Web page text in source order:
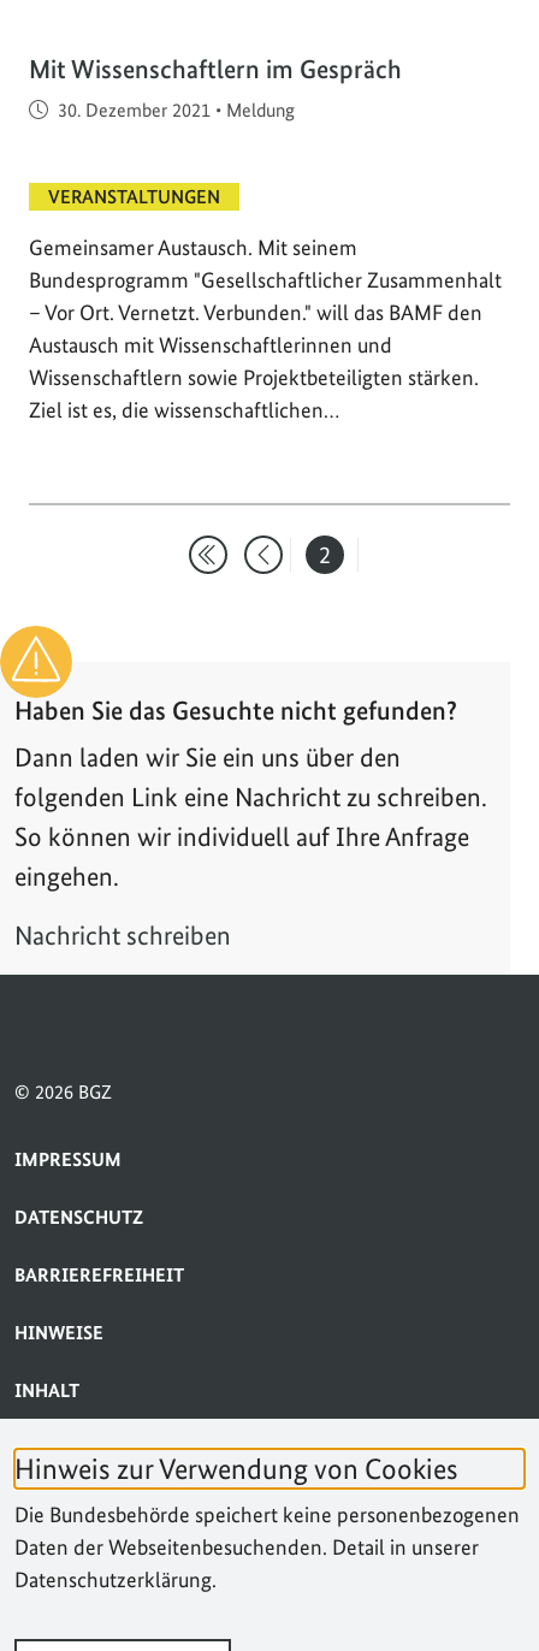
Hinweis zur Verwendung von Cookies
Die Bundesbehörde speichert keine personenbezogenen
Daten der Webseitenbesuchenden. Detail in unserer
Datenschutzerklärung.
Mit Wissenschaftlern im Gespräch
Veröffentlicht am
30. Dezember 2021 • Meldung
VERANSTALTUNGEN
Gemeinsamer Austausch. Mit seinem
Bundesprogramm "Gesellschaftlicher Zusammenhalt
– Vor Ort. Vernetzt. Verbunden." will das BAMF den
Austausch mit Wissenschaftlerinnen und
Wissenschaftlern sowie Projektbeteiligten stärken.
Ziel ist es, die wissenschaftlichen…
Erste Suchergebnisseite
Eine Seite zurück
Seite
2
Haben Sie das Gesuchte nicht gefunden?
Dann laden wir Sie ein uns über den
folgenden Link eine Nachricht zu schreiben.
So können wir individuell auf Ihre Anfrage
eingehen.
Nachricht schreiben
© 2026 BGZ
SERVICE-NAVIGATION FUSSBEREICH
IMPRESSUM
DATENSCHUTZ
BARRIEREFREIHEIT
HINWEISE
INHALT
BARRIERE MELDEN
KONTAKT
SUCHE